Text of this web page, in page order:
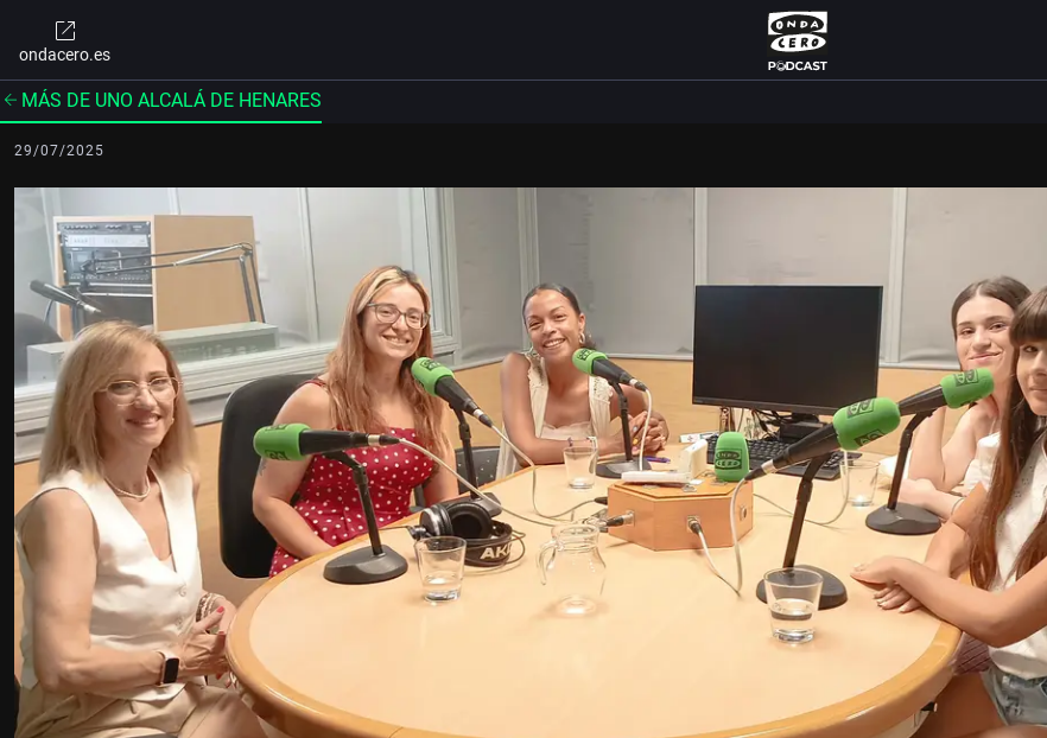
ondacero.es
MÁS DE UNO ALCALÁ DE HENARES
29/07/2025